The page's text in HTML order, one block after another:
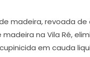
madeira, revoada
na Vila Ré,
em cauda